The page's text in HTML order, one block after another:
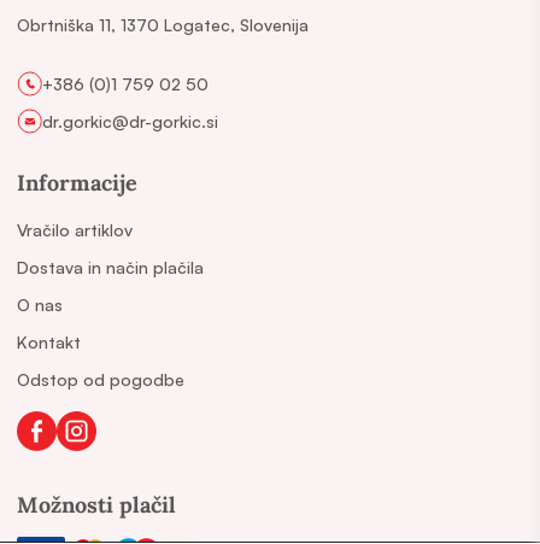
Obrtniška 11, 1370 Logatec, Slovenija
+386 (0)1 759 02 50
dr.gorkic@dr-gorkic.si
Informacije
Vračilo artiklov
Dostava in način plačila
O nas
Kontakt
Odstop od pogodbe
Možnosti plačil